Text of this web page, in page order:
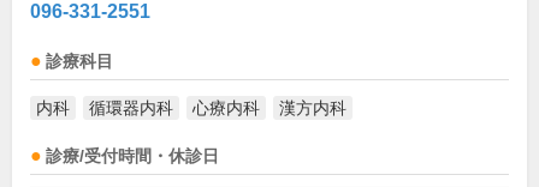
096-331-2551
診療科目
内科 循環器内科 心療内科 漢方内科
診療/受付時間・休診日